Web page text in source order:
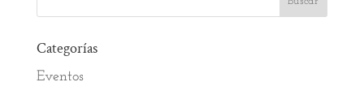
Categorías
Eventos